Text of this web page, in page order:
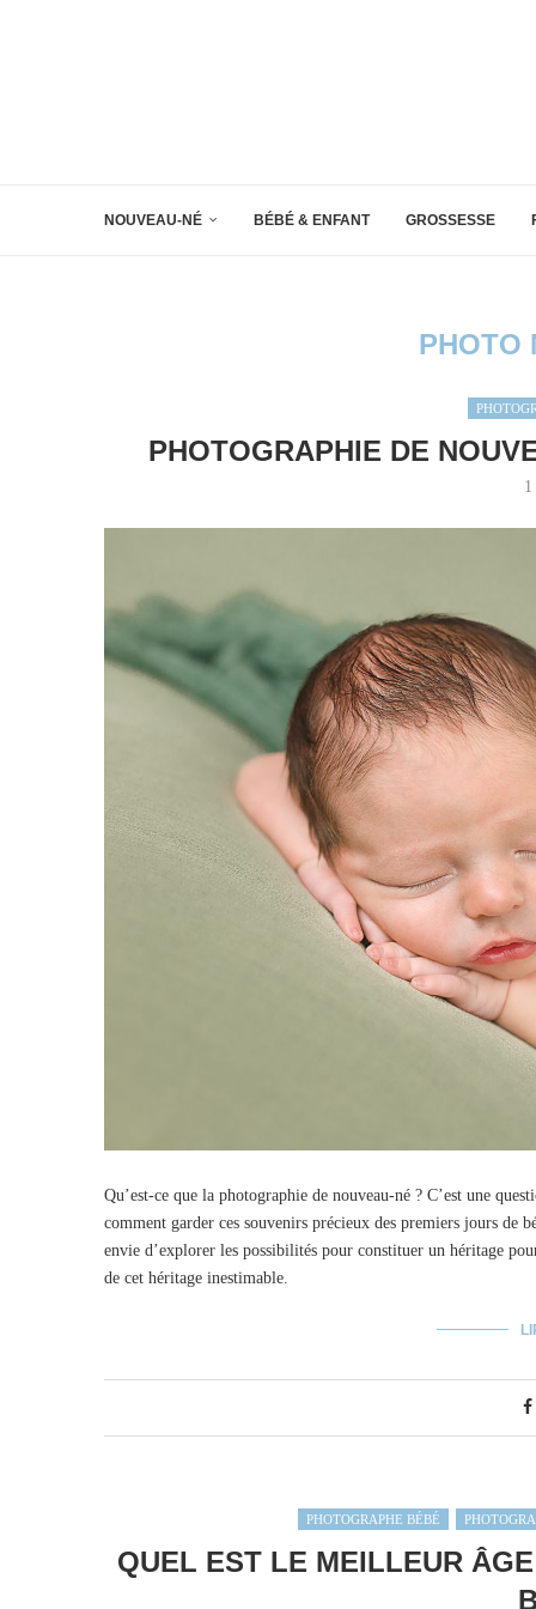
NOUVEAU-NÉ BÉBÉ & ENFANT GROSSESSE
PHOTO
PHOTOGRAPHIE DE
Qu’est-ce que la photographie de nouveau-né ? C’est une
comment garder ces souvenirs précieux des premiers jours de
envie d’explorer les possibilités pour constituer un héritage
de cet héritage inestimable.
PHOTOGRAPHE BÉBÉ
QUEL EST LE MEILLEUR